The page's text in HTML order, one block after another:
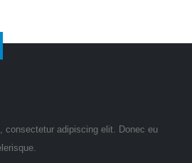
consectetur adipiscing elit. Donec eu